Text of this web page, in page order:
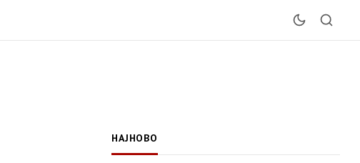
НАЈНОВО